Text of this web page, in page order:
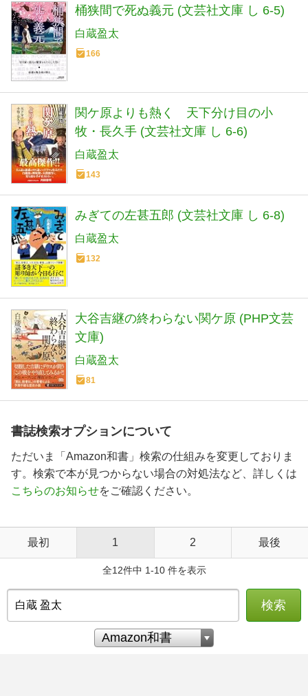
桶狭間で死ぬ義元 (文芸社文庫 し 6-5)
白蔵盈太
166
関ケ原よりも熱く 天下分け目の小
牧・長久手 (文芸社文庫 し 6-6)
白蔵盈太
143
みぎての左甚五郎 (文芸社文庫 し 6-8)
白蔵盈太
132
大谷吉継の終わらない関ケ原 (PHP文芸
文庫)
白蔵盈太
81
書誌検索オプションについて
ただいま「Amazon和書」検索の仕組みを変更しておりま
す。検索で本が見つからない場合の対処法など、詳しくは
こちらのお知らせをご確認ください。
最初 1 2 最後
全12件中 1-10 件を表示
検索